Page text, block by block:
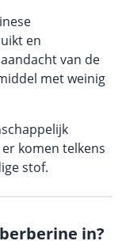
en
van de
met weinig
komen telkens
stof.
in?